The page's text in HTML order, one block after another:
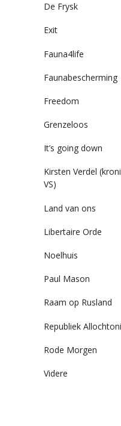
De Frysk
Exit
Fauna4life
Faunabescherming
Freedom
Grenzeloos
It’s going down
Kirsten Verdel
VS)
Land van ons
Libertaire Orde
Noelhuis
Paul Mason
Raam op Rusland
Republiek
Rode Morgen
Videre